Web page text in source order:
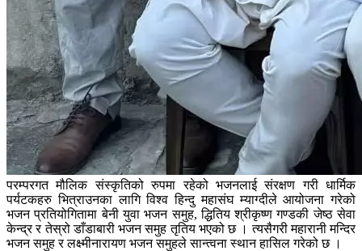
परम्परगत मौलिक संस्कृतिको रुपमा रहेको भजनलाई संरक्षण गरी धार्मिक
पर्यटकहरु भित्राउनका लागि विश्व हिन्दु महासंघ म्याग्दीले आयोजना गरेको
भजन प्रतियोगितामा बेनी युवा भजन समुह, द्धितिय श्रीकृष्ण गण्डकी जेष्ठ सेवा
केन्द्र र तेस्रो डाँडाबारी भजन समुह तृतिय भएको छ । त्यसैगरी महारानी मन्दिर
भजन समुह र लक्ष्मीनारायण भजन समुहले सान्त्वना स्थान हासिल गरेको छ ।